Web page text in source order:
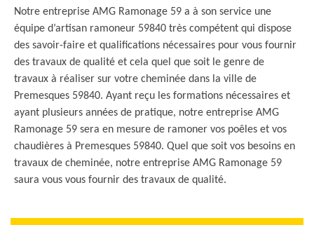
Notre entreprise AMG Ramonage 59 a à son service une
équipe d’artisan ramoneur 59840 très compétent qui dispose
des savoir-faire et qualifications nécessaires pour vous fournir
des travaux de qualité et cela quel que soit le genre de
travaux à réaliser sur votre cheminée dans la ville de
Premesques 59840. Ayant reçu les formations nécessaires et
ayant plusieurs années de pratique, notre entreprise AMG
Ramonage 59 sera en mesure de ramoner vos poêles et vos
chaudières à Premesques 59840. Quel que soit vos besoins en
travaux de cheminée, notre entreprise AMG Ramonage 59
saura vous vous fournir des travaux de qualité.